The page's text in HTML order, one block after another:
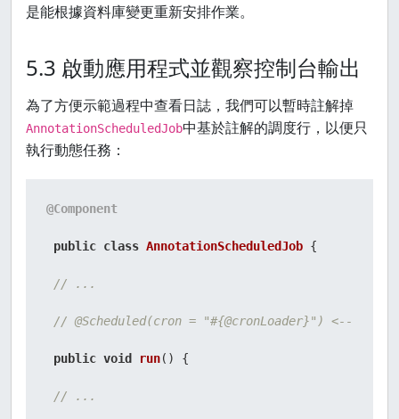
log.info(msg);
return msg;
是能根據資料庫變更重新安排作業。
5.3 啟動應用程式並觀察控制台輸出
為了方便示範過程中查看日誌，我們可以暫時註解掉
AnnotationScheduledJob中基於註解的調度行，以便只
執行動態任務：
@Component
public class AnnotationScheduledJob {
// ...
// @Scheduled(cron = "#{@cronLoader}") <--
public void run() {
// ...